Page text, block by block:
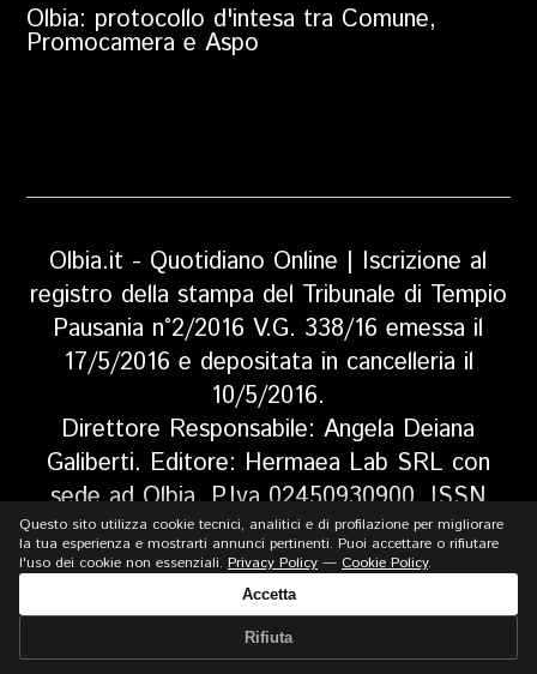
Olbia: protocollo d'intesa tra Comune,
Promocamera e Aspo
Olbia.it - Quotidiano Online | Iscrizione al
registro della stampa del Tribunale di Tempio
Pausania n°2/2016 V.G. 338/16 emessa il
17/5/2016 e depositata in cancelleria il
10/5/2016.
Direttore Responsabile: Angela Deiana
Galiberti. Editore: Hermaea Lab SRL con
sede ad Olbia, P.Iva 02450930900, ISSN
2784-9414 Olbiapuntoit
Copyright© 2026 Olbia.it
Hosting DigitalOcean, gestito da dodify Ltd.
Via Andrea Pozzo 23, Olbia - P.IVA
02566010902
Questo sito utilizza cookie tecnici, analitici e di profilazione per migliorare
la tua esperienza e mostrarti annunci pertinenti. Puoi accettare o rifiutare
l'uso dei cookie non essenziali. Privacy Policy — Cookie Policy.
Accetta
Rifiuta